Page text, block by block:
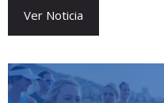
Ver Noticia